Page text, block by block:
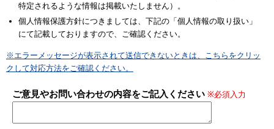
特定されるような情報は掲載いたしません）。
個人情報保護方針につきましては、下記の「個人情報の取り扱い」
にて記載しておりますので、ご確認ください。
※エラーメッセージが表示されて送信できないときは、こちらをクリッ
クして対応方法をご確認ください。
ご意見やお問い合わせの内容をご記入ください ※必須入力